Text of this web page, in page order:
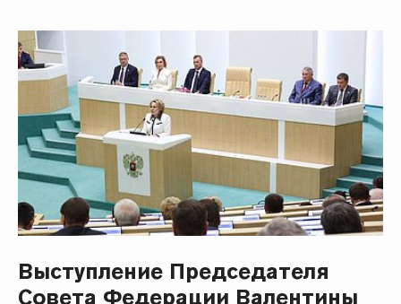
Выступление Председателя
Совета Федерации Валентины